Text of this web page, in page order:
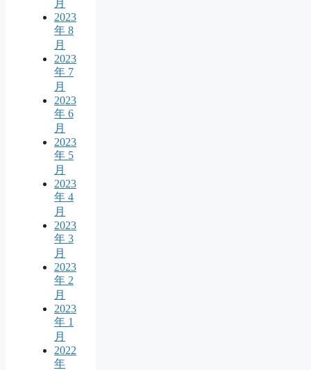
月
2023
年 8
月
2023
年 7
月
2023
年 6
月
2023
年 5
月
2023
年 4
月
2023
年 3
月
2023
年 2
月
2023
年 1
月
2022
年